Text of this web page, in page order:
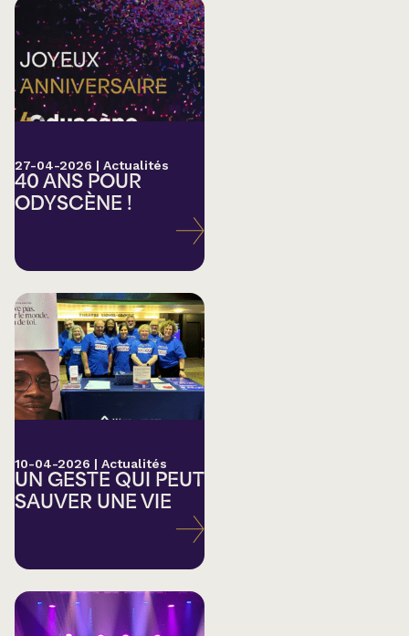
27-04-2026 | Actualités
40 ANS POUR
ODYSCÈNE !
10-04-2026 | Actualités
UN GESTE QUI PEUT
SAUVER UNE VIE